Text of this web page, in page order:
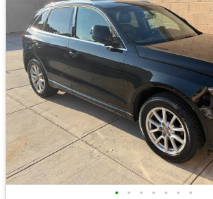
• • • • • • •